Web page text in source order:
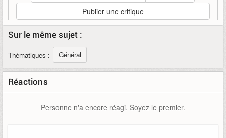
Publier une critique
Sur le même sujet :
Thématiques : Général
Réactions
Personne n'a encore réagi. Soyez le premier.